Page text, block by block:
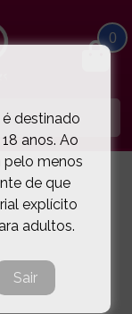
0
destinado
anos. Ao
pelo menos
de que
explícito
adultos.
Sair